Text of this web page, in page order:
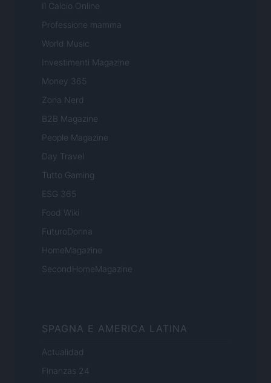
Il Calcio Online
Professione mamma
World Music
Investimenti Magazine
Money 365
Zona Nerd
B2B Magazine
People Magazine
Day Travel
Tutto Gaming
ESG 365
Food Wiki
FuturoDonna
HomeMagazine
SecondHomeMagazine
SPAGNA E AMERICA LATINA
Actualidad
Finanzas 24